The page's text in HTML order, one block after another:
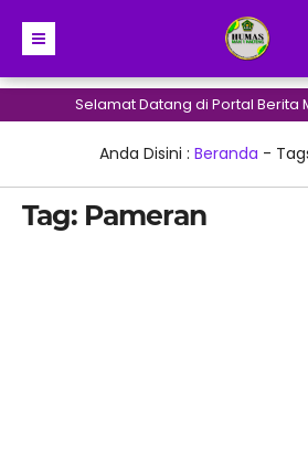
Selamat Datang di Portal Berita
Anda Disini : Beranda -
Tag: Pameran